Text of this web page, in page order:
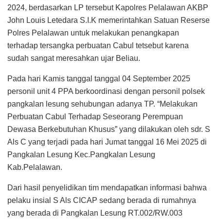
2024, berdasarkan LP tersebut Kapolres Pelalawan AKBP
John Louis Letedara S.I.K memerintahkan Satuan Reserse
Polres Pelalawan untuk melakukan penangkapan
terhadap tersangka perbuatan Cabul tetsebut karena
sudah sangat meresahkan ujar Beliau.
Pada hari Kamis tanggal tanggal 04 September 2025
personil unit 4 PPA berkoordinasi dengan personil polsek
pangkalan lesung sehubungan adanya TP. “Melakukan
Perbuatan Cabul Terhadap Seseorang Perempuan
Dewasa Berkebutuhan Khusus” yang dilakukan oleh sdr. S
Als C yang terjadi pada hari Jumat tanggal 16 Mei 2025 di
Pangkalan Lesung Kec.Pangkalan Lesung
Kab.Pelalawan.
Dari hasil penyelidikan tim mendapatkan informasi bahwa
pelaku insial S Als CICAP sedang berada di rumahnya
yang berada di Pangkalan Lesung RT.002/RW.003